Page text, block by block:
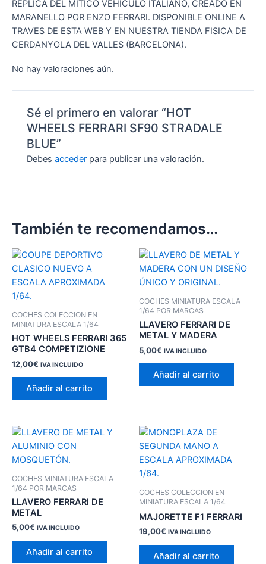
REPLICA DEL MITICO VEHICULO ITALIANO, CREADO EN
MARANELLO POR ENZO FERRARI. DISPONIBLE ONLINE A
TRAVES DE ESTA WEB Y EN NUESTRA TIENDA FISICA DE
CERDANYOLA DEL VALLES (BARCELONA).
No hay valoraciones aún.
Sé el primero en valorar “HOT
WHEELS FERRARI SF90 STRADALE
BLUE”
Debesacceder para publicar una valoración.
También te recomendamos…
COCHES COLECCION EN
MINIATURA ESCALA 1/64
HOT WHEELS FERRARI 365
GTB4 COMPETIZIONE
12,00€ IVA INCLUIDO
Añadir al carrito
COCHES MINIATURA ESCALA
1/64 POR MARCAS
LLAVERO FERRARI DE
METAL Y MADERA
5,00€ IVA INCLUIDO
Añadir al carrito
COCHES MINIATURA ESCALA
1/64 POR MARCAS
LLAVERO FERRARI DE
METAL
5,00€ IVA INCLUIDO
Añadir al carrito
COCHES COLECCION EN
MINIATURA ESCALA 1/64
MAJORETTE F1 FERRARI
19,00€ IVA INCLUIDO
Añadir al carrito